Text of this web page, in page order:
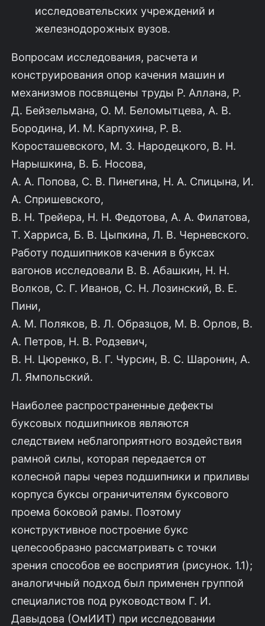
исследовательских учреждений и
железнодорожных вузов.
Вопросам исследования, расчета и
конструирования опор качения машин и
механизмов посвящены труды Р. Аллана, Р.
Д. Бейзельмана, О. М. Беломытцева, А. В.
Бородина, И. М. Карпухина, Р. В.
Коросташевского, М. 3. Народецкого, В. Н.
Нарышкина, В. Б. Носова,
A. А. Попова, С. В. Пинегина, Н. А. Спицына, И.
А. Спришевского,
B. Н. Трейера, Н. Н. Федотова, А. А. Филатова,
Т. Харриса, Б. В. Цыпкина, Л. В. Черневского.
Работу подшипников качения в буксах
вагонов исследовали В. В. Абашкин, Н. Н.
Волков, С. Г. Иванов, С. Н. Лозинский, В. Е.
Пини,
A. М. Поляков, В. Л. Образцов, М. В. Орлов, В.
А. Петров, Н. В. Родзевич,
B. Н. Цюренко, В. Г. Чурсин, В. С. Шаронин, А.
Л. Ямпольский.
Наиболее распространенные дефекты
буксовых подшипников являются
следствием неблагоприятного воздействия
рамной силы, которая передается от
колесной пары через подшипники и приливы
корпуса буксы ограничителям буксового
проема боковой рамы. Поэтому
конструктивное построение букс
целесообразно рассматривать с точки
зрения способов ее восприятия (рисунок. 1.1);
аналогичный подход был применен группой
специалистов под руководством Г. И.
Давыдова (ОмИИТ) при исследовании